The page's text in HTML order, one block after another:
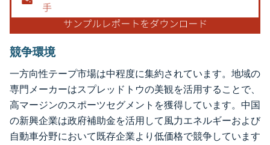
競争環境
一方向性テープ市場は中程度に集約されています。地域の
専門メーカーはスプレッドトウの美観を活用することで、
高マージンのスポーツセグメントを獲得しています。中国
の新興企業は政府補助金を活用して風力エネルギーおよび
自動車分野において既存企業より低価格で競争しています